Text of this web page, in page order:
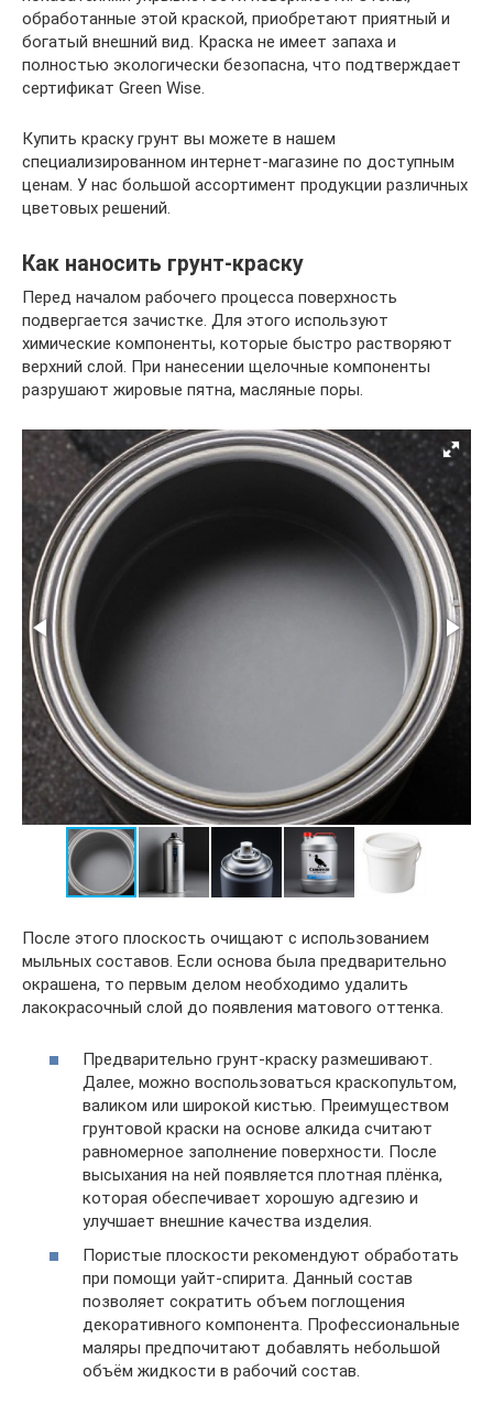
обработанные этой краской, приобретают приятный и
богатый внешний вид. Краска не имеет запаха и
полностью экологически безопасна, что подтверждает
сертификат Green Wise.
Купить краску грунт вы можете в нашем
специализированном интернет-магазине по доступным
ценам. У нас большой ассортимент продукции различных
цветовых решений.
Как наносить грунт-краску
Перед началом рабочего процесса поверхность
подвергается зачистке. Для этого используют
химические компоненты, которые быстро растворяют
верхний слой. При нанесении щелочные компоненты
разрушают жировые пятна, масляные поры.
После этого плоскость очищают с использованием
мыльных составов. Если основа была предварительно
окрашена, то первым делом необходимо удалить
лакокрасочный слой до появления матового оттенка.
Предварительно грунт-краску размешивают.
Далее, можно воспользоваться краскопультом,
валиком или широкой кистью. Преимуществом
грунтовой краски на основе алкида считают
равномерное заполнение поверхности. После
высыхания на ней появляется плотная плёнка,
которая обеспечивает хорошую адгезию и
улучшает внешние качества изделия.
Пористые плоскости рекомендуют обработать
при помощи уайт-спирита. Данный состав
позволяет сократить объем поглощения
декоративного компонента. Профессиональные
маляры предпочитают добавлять небольшой
объём жидкости в рабочий состав.